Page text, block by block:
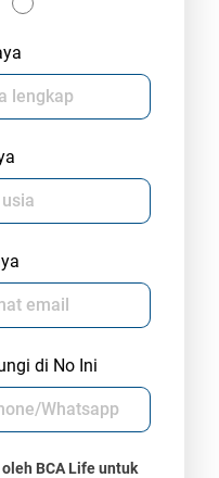
di No Ini
BCA Life untuk